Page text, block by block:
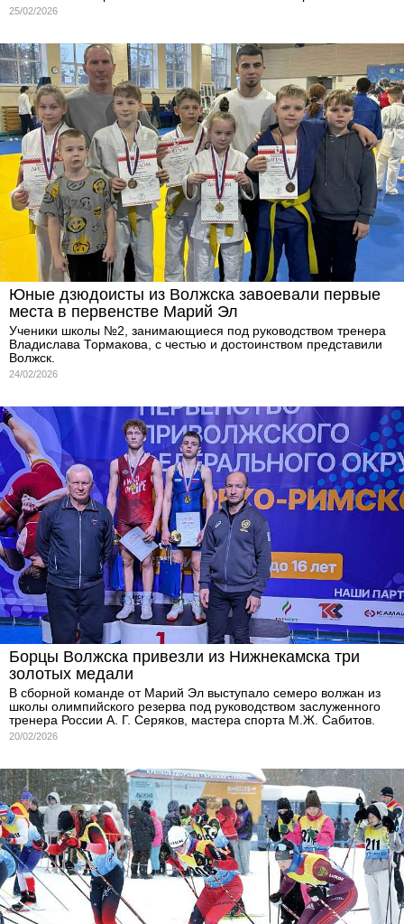
25/02/2026
Юные дзюдоисты из Волжска завоевали первые
места в первенстве Марий Эл
Ученики школы №2, занимающиеся под руководством тренера
Владислава Тормакова, с честью и достоинством представили
Волжск.
24/02/2026
Борцы Волжска привезли из Нижнекамска три
золотых медали
В сборной команде от Марий Эл выступало семеро волжан из
школы олимпийского резерва под руководством заслуженного
тренера России А. Г. Серяков, мастера спорта М.Ж. Сабитов.
20/02/2026